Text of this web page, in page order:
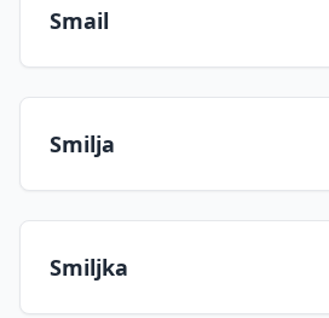
Smail
Smilja
Smiljka